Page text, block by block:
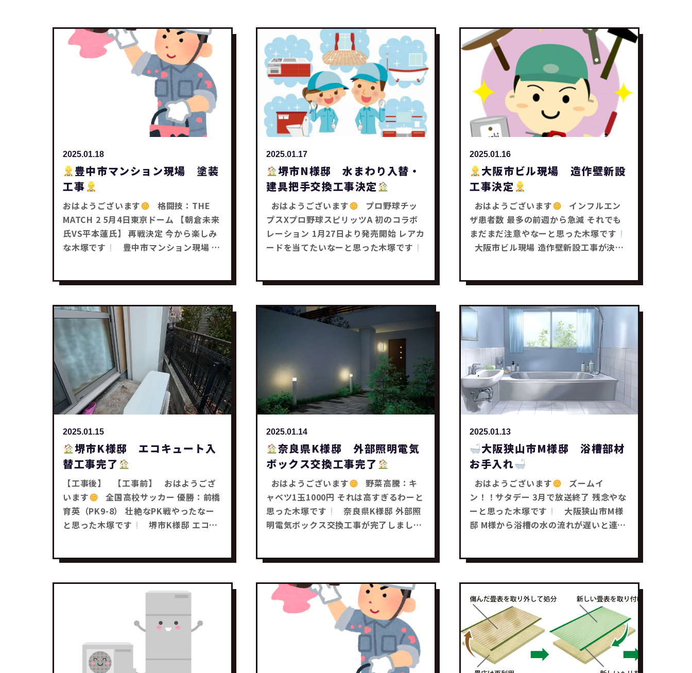
2025.01.18
豊中市マンション現場 塗装
工事
おはようございます
MATCH 2 5月4日東京ドーム 【朝倉未来
氏VS平本蓮氏】 再戦決定 今から楽しみ
な木塚です
しみです
みなさんも何かお困り事はあ
りませんかー？ どんな事でもお気軽にご
相談下さい
それではまた～
リフォ
ーム工事・補助金工事は SaChiリフォー
ムにお任せ下さい
2025.01.17
堺市N様邸 水まわり入替・
建具把手交換工事決定
おはようございます
プスXプロ野球スピリッツA 初のコラボ
レーション 1月27日より発売開始 レアカ
ードを当てたいなーと思った木塚です
フォーム補助金活用工事】 ・給湯器 ・
浴室乾燥機 ・レンジフード ・ビルトイ
ンコンロ ・オーブン ・建具把手 リフォ
ーム補助金を活用してお得に工事を行い
みなさんも何かお困り事はありませ
んかー？ どんな事でもお気軽にご相談下
さい
それではまた～
リフォーム工
事・補助金工事は SaChiリフォームにお
任せ下さい
2025.01.16
大阪市ビル現場 造作壁新設
工事決定
おはようございます
ザ患者数 最多の前週から急減 それでも
まだまだ注意やなーと思った木塚です
ませんかー？ どんな事でもお気軽にご相
談下さい
それではまた～
リフォー
ム工事・補助金工事は SaChiリフォーム
にお任せ下さい
2025.01.15
堺市K様邸 エコキュート入
替工事完了
【工事後】 【工事前】 おはようござ
います
育英（PK9-8） 壮絶なPK戦やったなー
と思った木塚です
助金を活用します
【補助金額￥14万
円】予定 ※補助金詳細はまだ確定してい
ません かなりお得ですよねー
K様にも
それではまた～
事・補助金工事は SaChiリフォームにお
2025.01.14
奈良県K様邸 外部照明電気
ボックス交換工事完了
おはようございます
ャベツ1玉1000円 それは高すぎるわーと
思った木塚です
明電気ボックス交換工事が完了しました
だし醤油を頂きました
ありがとうござ
いました
みなさんも何かお困り事はあ
りませんかー？ どんな事でもお気軽にご
相談下さい
それではまた～
ーム工事・補助金工事は SaChiリフォー
2025.01.13
大阪狭山市M様邸 浴槽部材
お手入れ
おはようございます
ン！！サタデー 3月で放送終了 残念やな
ーと思った木塚です
邸 M様から浴槽の水の流れが遅いと連絡
手入れを行い部材を戻すと、 水がスムー
ズに流れる様になりました
これでM様
にも安心して頂けました
かお困り事はありませんかー？ どんな事
でもお気軽にご相談下さい
それではま
た～
リフォーム工事・補助金工事は
SaChiリフォームにお任せ下さい